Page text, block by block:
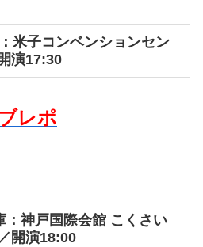
米子コンベンションセン
演17:30
レポ
：神戸国際会館 こくさい
開演18:00